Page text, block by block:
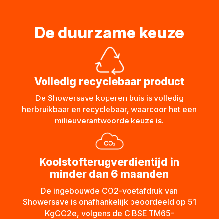
De duurzame keuze
Volledig recyclebaar product
De Showersave koperen buis is volledig
herbruikbaar en recyclebaar, waardoor het een
milieuverantwoorde keuze is.
Koolstofterugverdientijd in
minder dan 6 maanden
​De ingebouwde CO2-voetafdruk van
Showersave is onafhankelijk beoordeeld op 51
KgCO2e, volgens de CIBSE TM65-